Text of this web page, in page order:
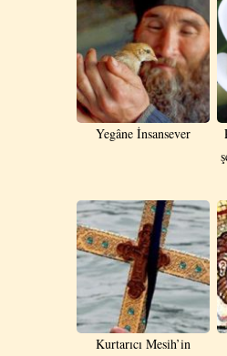
Yegâne İnsansever
Kurtarıcı Mesih’in